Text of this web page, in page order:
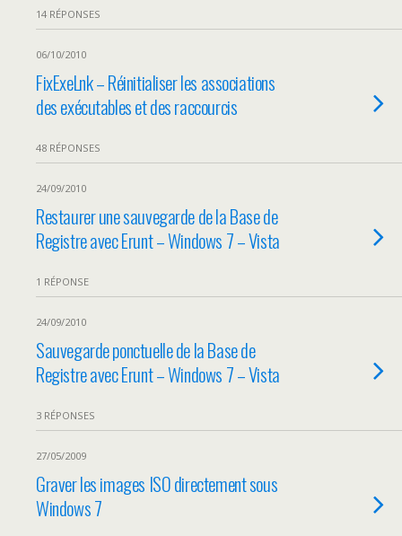
14 RÉPONSES
06/10/2010
FixExeLnk – Réinitialiser les associations
des exécutables et des raccourcis
48 RÉPONSES
24/09/2010
Restaurer une sauvegarde de la Base de
Registre avec Erunt – Windows 7 – Vista
1 RÉPONSE
24/09/2010
Sauvegarde ponctuelle de la Base de
Registre avec Erunt – Windows 7 – Vista
3 RÉPONSES
27/05/2009
Graver les images ISO directement sous
Windows 7